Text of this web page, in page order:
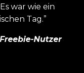
war wie ein
Tag.”
Freebie-Nutzer